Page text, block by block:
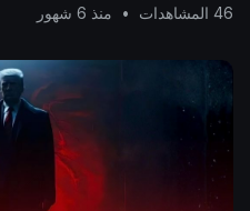
46 المشاهدات
• منذ 6 شهور